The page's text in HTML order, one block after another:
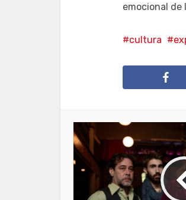
emocional
cultura